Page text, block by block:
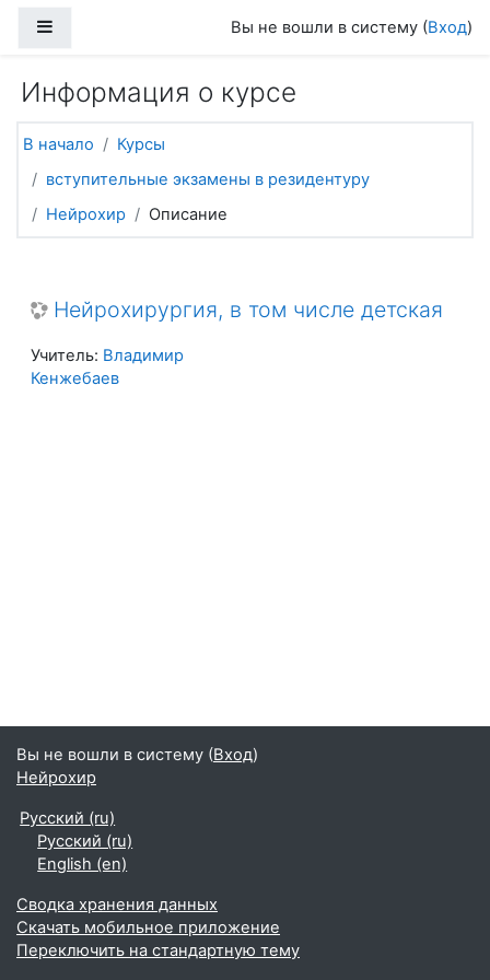
Вы не вошли в систему (Вход)
Информация о курсе
В начало
Курсы
вступительные экзамены в резидентуру
Нейрохир
Описание
Нейрохирургия, в том числе детская
Учитель: Владимир
Кенжебаев
Вы не вошли в систему (Вход)
Нейрохир
Русский ‎(ru)‎
Русский ‎(ru)‎
English ‎(en)‎
Сводка хранения данных
Скачать мобильное приложение
Переключить на стандартную тему